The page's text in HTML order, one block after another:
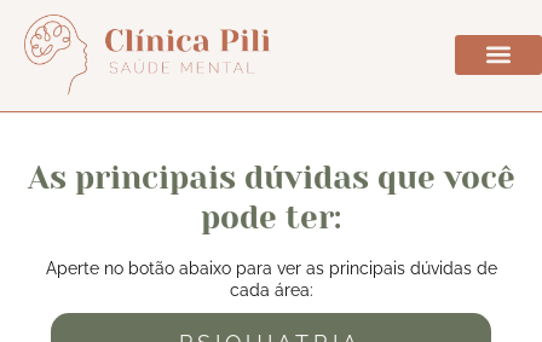
As principais dúvidas que você
pode ter:
Aperte no botão abaixo para ver as principais dúvidas de
cada área: